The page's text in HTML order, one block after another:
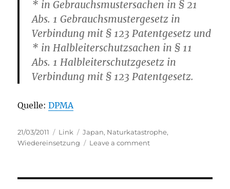
* in Gebrauchsmustersachen in § 21
Abs. 1 Gebrauchsmustergesetz in
Verbindung mit § 123 Patentgesetz und
* in Halbleiterschutzsachen in § 11
Abs. 1 Halbleiterschutzgesetz in
Verbindung mit § 123 Patentgesetz.
Quelle:DPMA
Posted
on
21/03/2011 Categories
Link Tags
Japan, Naturkatastrophe,
Wiedereinsetzung
Leave a commenton